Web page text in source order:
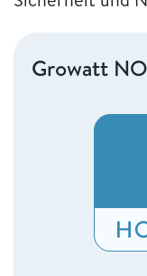
Growatt